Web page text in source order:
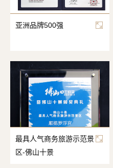
亚洲品牌500强
最具人气商务旅游示范景
区-佛山十景